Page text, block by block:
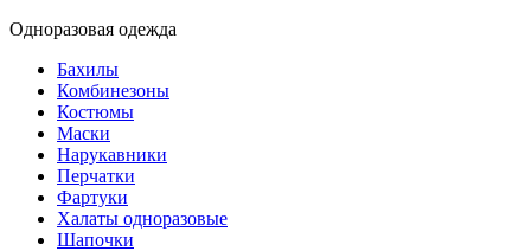
Одноразовая одежда
Бахилы
Комбинезоны
Костюмы
Маски
Нарукавники
Перчатки
Фартуки
Халаты одноразовые
Шапочки